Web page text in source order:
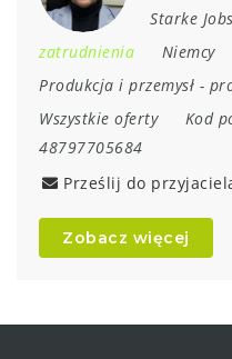
Starke
zatrudnienia
Niemcy
Produkcja i przemysł -
Wszystkie oferty
Kod
48797705684
Prześlij do
Zobacz więcej